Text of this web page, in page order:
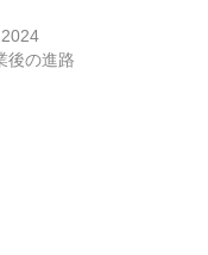
後の進路